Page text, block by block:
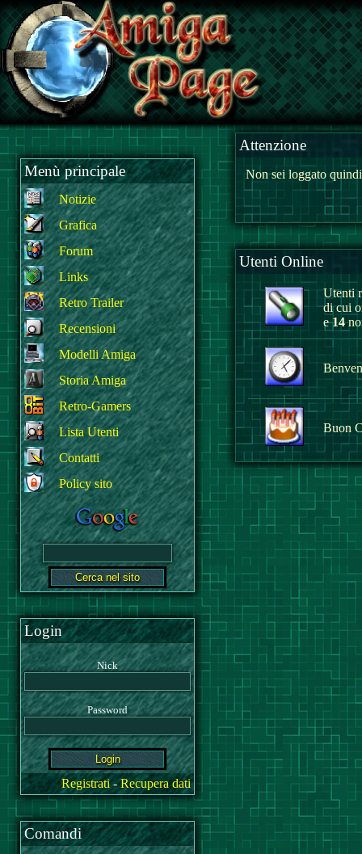
Menù principale
Notizie
Grafica
Forum
Links
Retro Trailer
Recensioni
Modelli Amiga
Storia Amiga
Retro-Gamers
Lista Utenti
Contatti
Policy sito
Login
Nick
Password
Registrati-Recupera dati
Comandi
Attenzione
Non sei loggato
Utenti Online
Utenti
di cui
e14
Buon